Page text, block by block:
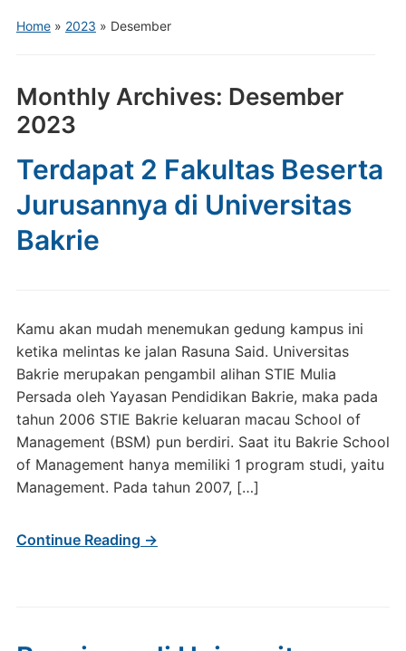
Home» 2023 » Desember
Monthly Archives: Desember
2023
Terdapat 2 Fakultas Beserta
Jurusannya di Universitas
Bakrie
Kamu akan mudah menemukan gedung kampus ini
ketika melintas ke jalan Rasuna Said. Universitas
Bakrie merupakan pengambil alihan STIE Mulia
Persada oleh Yayasan Pendidikan Bakrie, maka pada
tahun 2006 STIE Bakrie keluaran macau School of
Management (BSM) pun berdiri. Saat itu Bakrie School
of Management hanya memiliki 1 program studi, yaitu
Management. Pada tahun 2007, […]
Continue Reading →